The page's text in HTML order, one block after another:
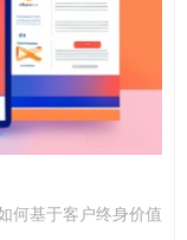
何基于客户终身价值